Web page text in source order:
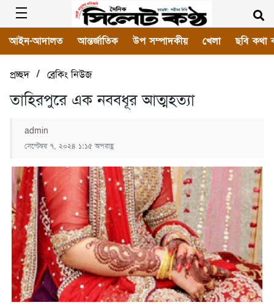
আইন-আদালত আন্তর্জাতিক উপ সম্পাদকীয় খেলা ছবি কথা
প্রচ্ছদ/ ব্রেকিং নিউজ
তাহিরপুরে এক নববধূর আত্মহত্যা
admin
সেপ্টেম্বর ৭, ২০২৪ ১:১৫ অপরাহ্ণ